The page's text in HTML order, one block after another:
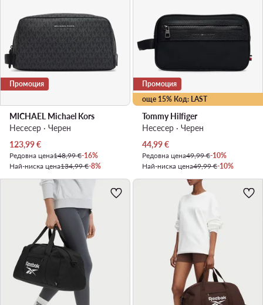
Промоция
MICHAEL Michael Kors
Несесер · Черен
Актуална цена
123,99€
Редовна цена148,99 €-16%
Най-ниска цена134,99 €-8%
още 15% Код: LAST
Промоция
Tommy Hilfiger
Несесер · Черен
Актуална цена
44,99€
Редовна цена49,99 €-10%
Най-ниска цена49,99 €-10%